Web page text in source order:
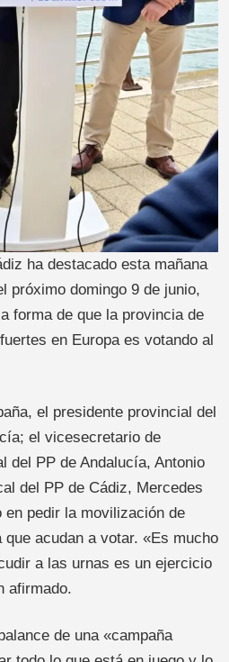
ha destacado esta mañana
próximo domingo 9 de junio,
forma de que la provincia de
en Europa es votando al
el presidente provincial del
el vicesecretario de
del PP de Andalucía, Antonio
del PP de Cádiz, Mercedes
en pedir la movilización de
acudan a votar. «Es mucho
a las urnas es un ejercicio
afirmado.
de una «campaña